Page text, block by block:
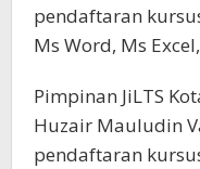
pendaftaran
Ms Word, Ms
Pimpinan JiLTS
Huzair Mauludin
pendaftaran